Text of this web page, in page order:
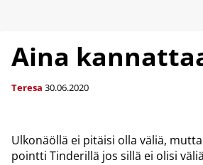
Aina
Teresa 30.06.2020
Ulkonäöllä ei pitäisi olla väliä,
pointti Tinderillä jos sillä ei olisi